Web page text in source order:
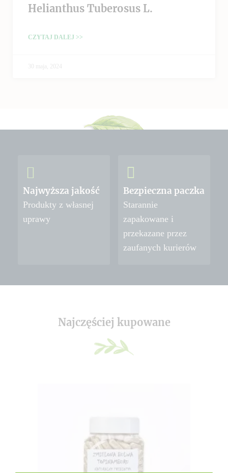
Helianthus Tuberosus L.
CZYTAJ DALEJ >>
30 maja, 2024
Najwyższa jakość
Produkty z własnej
uprawy
Bezpieczna paczka
Starannie
zapakowane i
przekazane przez
zaufanych kurierów
Najczęściej kupowane